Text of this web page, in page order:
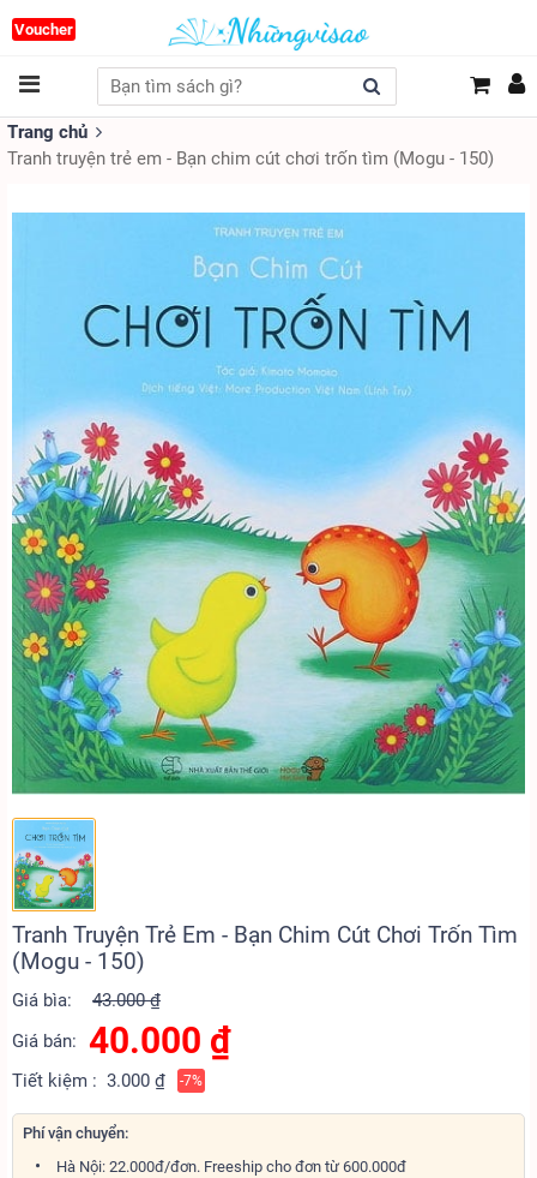
Voucher
Trang chủ
Tranh truyện trẻ em - Bạn chim cút chơi trốn tìm (Mogu - 150)
Tranh Truyện Trẻ Em - Bạn Chim Cút Chơi Trốn Tìm
(Mogu - 150)
Giá bìa:
43.000 ₫
Giá bán:
40.000 ₫
Tiết kiệm : 3.000 ₫ -7%
Phí vận chuyển:
Hà Nội: 22.000đ/đơn. Freeship cho đơn từ 600.000đ